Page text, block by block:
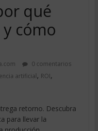
qué
y cómo
0 comentarios
artificial, ROI,
retorno. Descubra
para llevar la